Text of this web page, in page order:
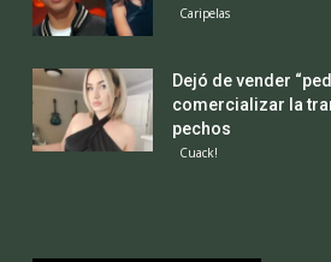
Caripelas
Dejó de vender
comercializar la
pechos
Cuack!